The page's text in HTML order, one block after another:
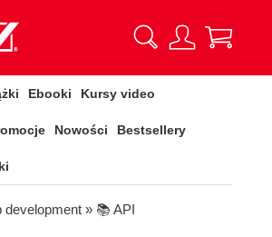
Ebooki Kursy video
Nowości Bestsellery
development » 📚 API